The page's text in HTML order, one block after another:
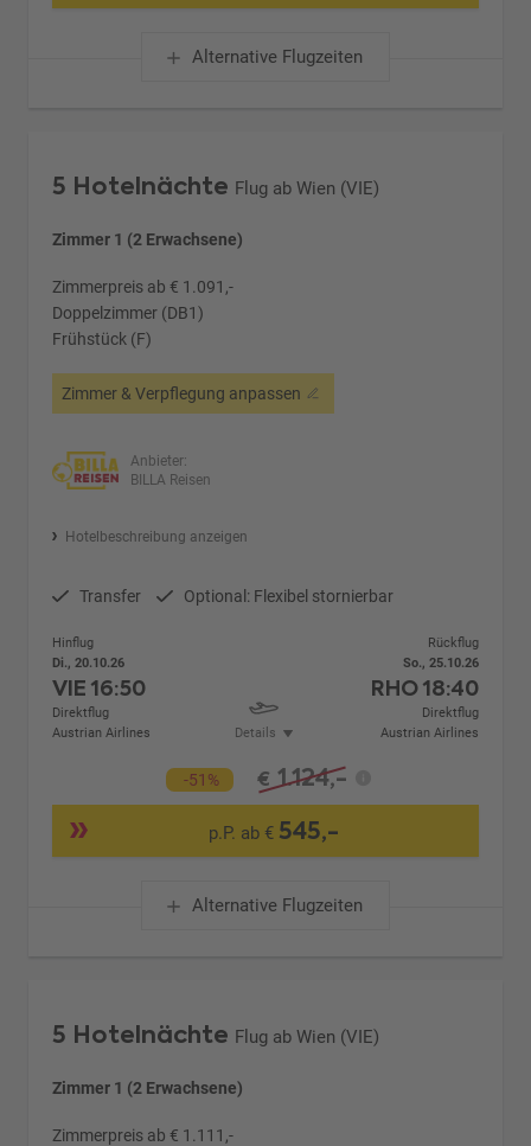
Alternative Flugzeiten
5 Hotelnächte Flug ab Wien (VIE)
Zimmer 1 (2 Erwachsene)
Zimmerpreis ab € 1.091,-
Doppelzimmer (DB1)
Frühstück (F)
Zimmer & Verpflegung anpassen
Anbieter:
BILLA Reisen
Hotelbeschreibung anzeigen
Transfer Optional: Flexibel stornierbar
Hinflug
Di., 20.10.26
VIE16:50
Direktflug
Austrian Airlines
Details
Rückflug
So., 25.10.26
RHO18:40
Direktflug
Austrian Airlines
-51% € 1.124,-
p.P. ab € 545,-
Alternative Flugzeiten
5 Hotelnächte Flug ab Wien (VIE)
Zimmer 1 (2 Erwachsene)
Zimmerpreis ab € 1.111,-